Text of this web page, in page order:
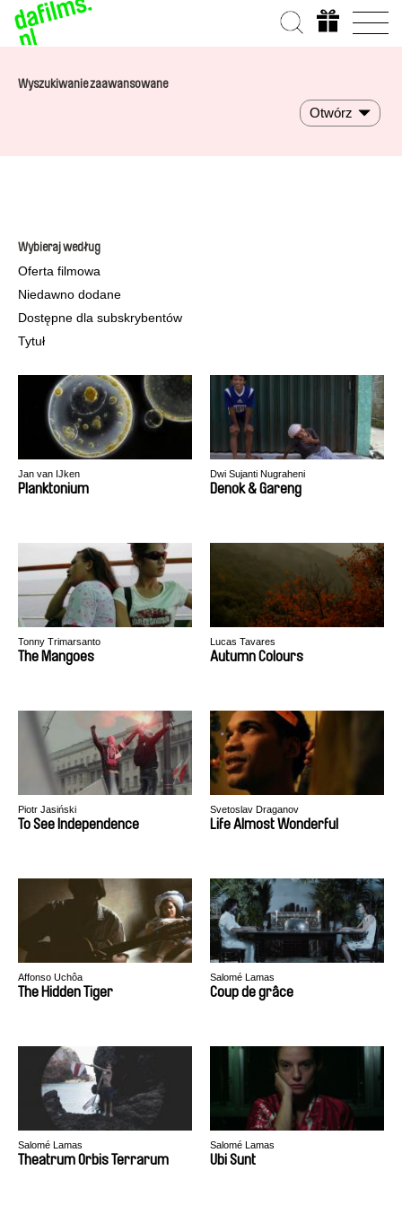
Wyszukiwanie zaawansowane
Otwórz
Wybieraj według
Oferta filmowa
Niedawno dodane
Dostępne dla subskrybentów
Tytuł
Jan van IJken
Planktonium
Dwi Sujanti Nugraheni
Denok & Gareng
Tonny Trimarsanto
The Mangoes
Lucas Tavares
Autumn Colours
Piotr Jasiński
To See Independence
Svetoslav Draganov
Life Almost Wonderful
Affonso Uchôa
The Hidden Tiger
Salomé Lamas
Coup de grâce
Salomé Lamas
Theatrum Orbis Terrarum
Salomé Lamas
Ubi Sunt